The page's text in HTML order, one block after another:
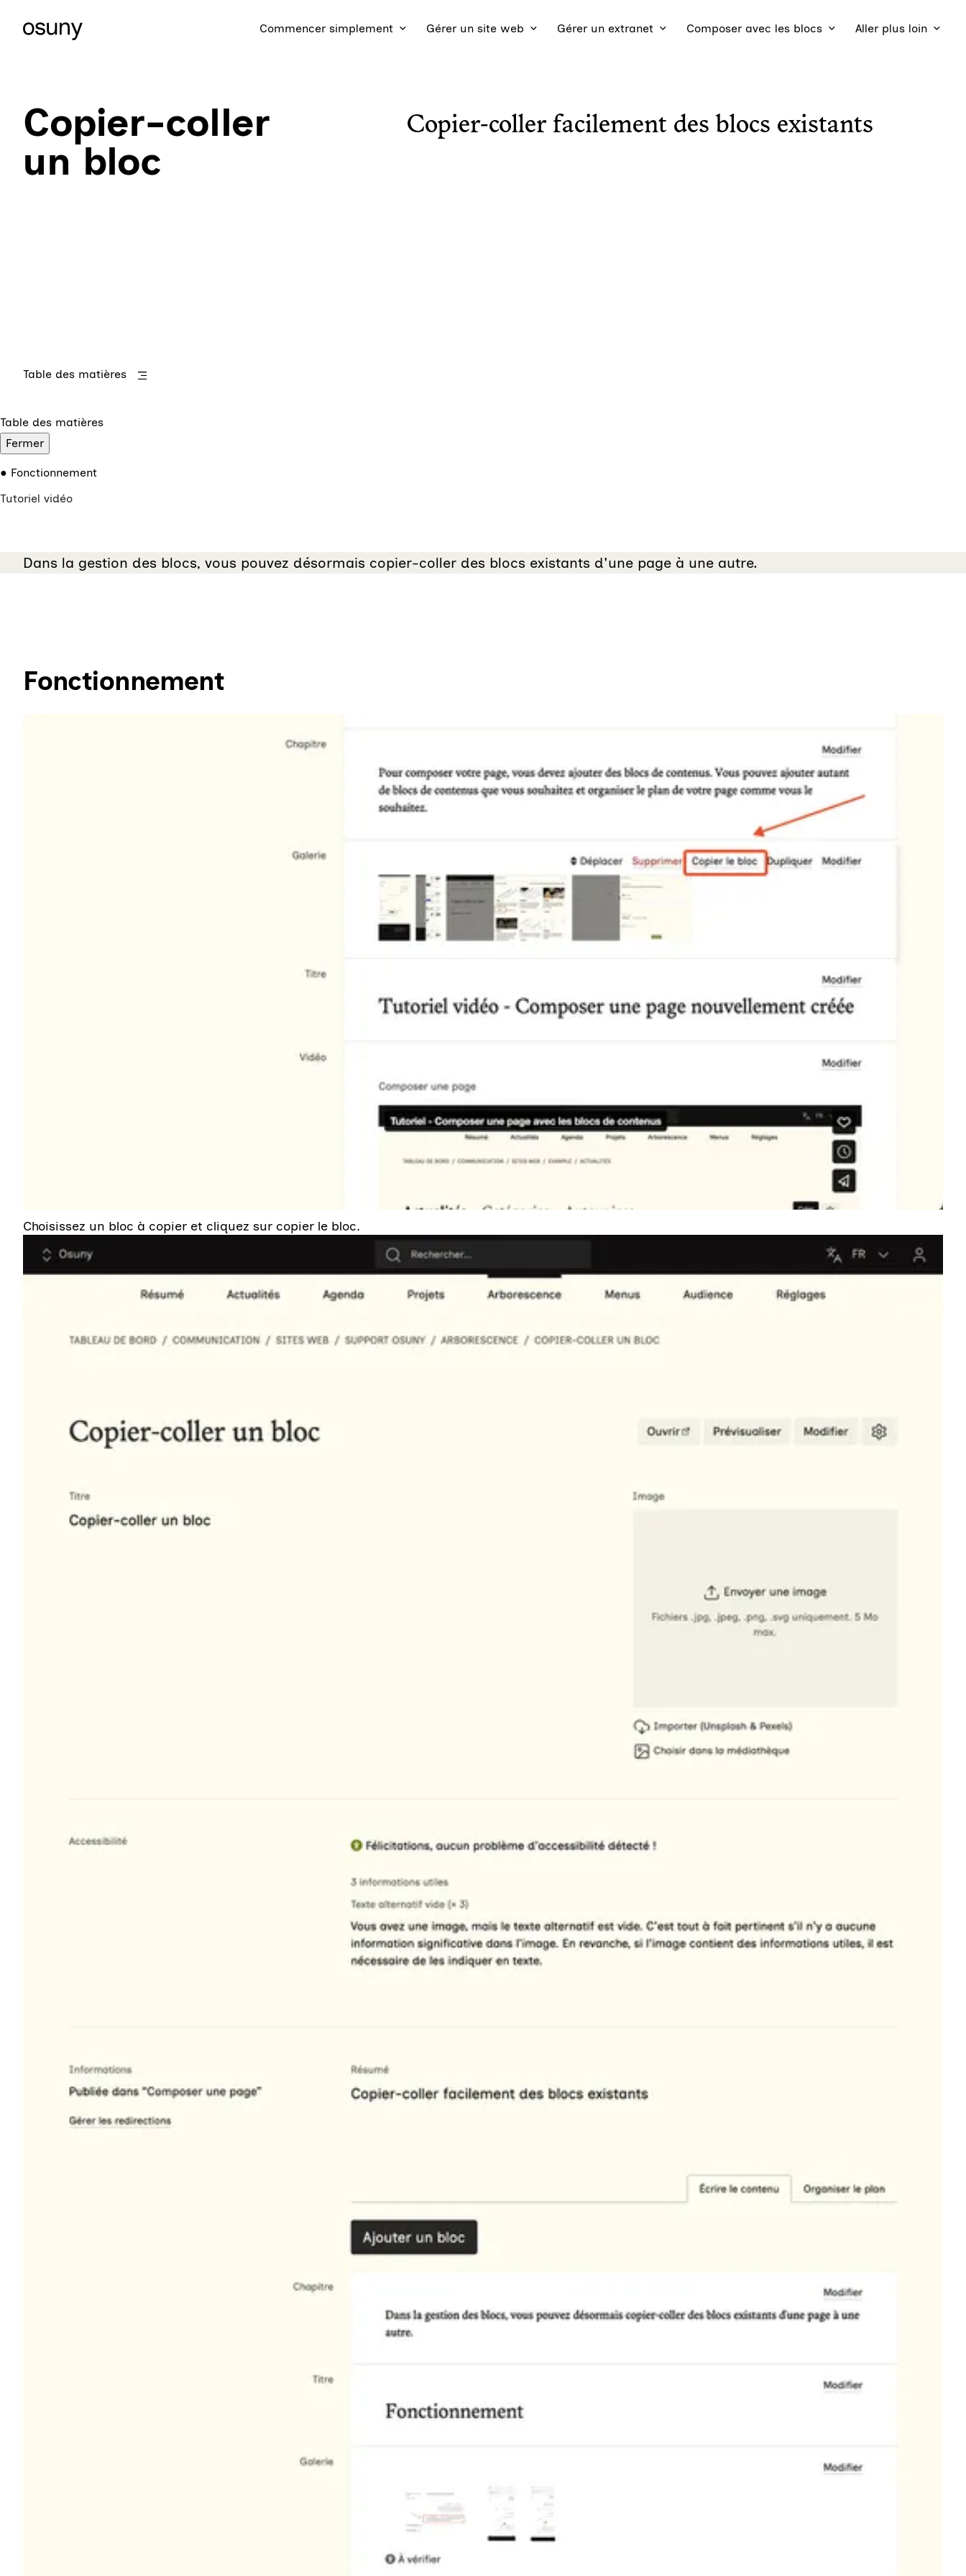
Commencer simplement Gérer un site web Gérer un extranet Composer avec les blocs Aller plus loin
Copier-coller
un bloc
Copier-coller facilement des blocs existants
Table des matières
Table des matières
Fermer
Fonctionnement
Tutoriel vidéo
Dans la gestion des blocs, vous pouvez désormais copier-coller des blocs existants d'une page à une autre.
Fonctionnement
Choisissez un bloc à copier et cliquez sur copier le bloc.
Agrandir